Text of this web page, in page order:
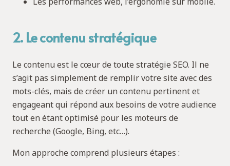
2. Le contenu stratégique
Le contenu est le cœur de toute stratégie SEO. Il ne
s’agit pas simplement de remplir votre site avec des
mots-clés, mais de créer un contenu pertinent et
engageant qui répond aux besoins de votre audience
tout en étant optimisé pour les moteurs de
recherche (Google, Bing, etc…).
Mon approche comprend plusieurs étapes :